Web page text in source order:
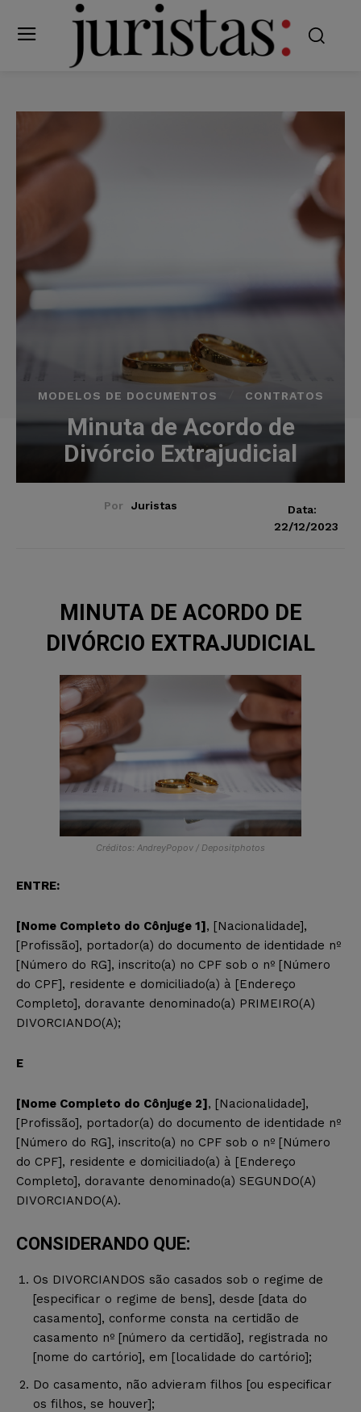
MODELOS DE DOCUMENTOS CONTRATOS
Minuta de Acordo de
Divórcio Extrajudicial
Por Juristas
Data:
22/12/2023
MINUTA DE ACORDO DE
DIVÓRCIO EXTRAJUDICIAL
Créditos: AndreyPopov / Depositphotos
ENTRE:
[Nome Completo do Cônjuge 1], [Nacionalidade],
[Profissão], portador(a) do documento de identidade nº
[Número do RG], inscrito(a) no CPF sob o nº [Número
do CPF], residente e domiciliado(a) à [Endereço
Completo], doravante denominado(a) PRIMEIRO(A)
DIVORCIANDO(A);
E
[Nome Completo do Cônjuge 2], [Nacionalidade],
[Profissão], portador(a) do documento de identidade nº
[Número do RG], inscrito(a) no CPF sob o nº [Número
do CPF], residente e domiciliado(a) à [Endereço
Completo], doravante denominado(a) SEGUNDO(A)
DIVORCIANDO(A).
CONSIDERANDO QUE:
Os DIVORCIANDOS são casados sob o regime de
[especificar o regime de bens], desde [data do
casamento], conforme consta na certidão de
casamento nº [número da certidão], registrada no
[nome do cartório], em [localidade do cartório];
Do casamento, não advieram filhos [ou especificar
os filhos, se houver];